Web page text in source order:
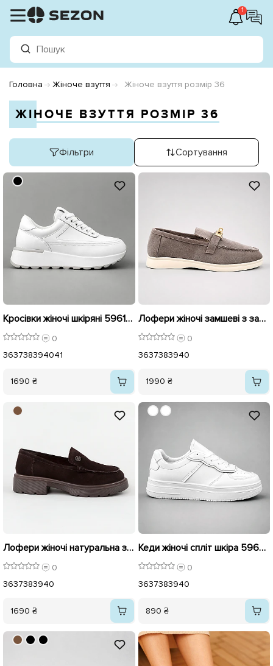
1
Головна Жіноче взуття Жіноче взуття розмір 36
ЖІНОЧЕ ВЗУТТЯ РОЗМІР 36
Фільтри Сортування
Кросівки жіночі шкіряні 596135 Білі
0
363738394041
1690 ₴
Лофери жіночі замшеві з застібкою 596665 Латте
0
3637383940
1990 ₴
Лофери жіночі натуральна замша 596415 Коричневі
0
3637383940
1690 ₴
Кеди жіночі спліт шкіра 596536 Білі
0
3637383940
890 ₴